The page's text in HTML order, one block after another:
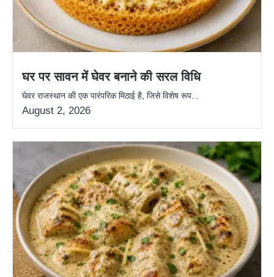
घर पर सावन में घेवर बनाने की सरल विधि
घेवर राजस्थान की एक पारंपरिक मिठाई है, जिसे विशेष रूप...
August 2, 2026